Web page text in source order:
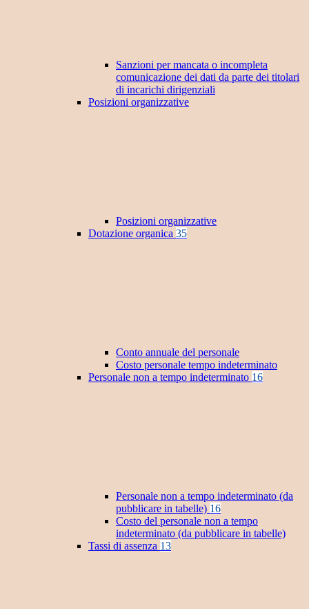
Sanzioni per mancata o incompleta
comunicazione dei dati da parte dei titolari
di incarichi dirigenziali
Posizioni organizzative
Posizioni organizzative
Dotazione organica 35
Conto annuale del personale
Costo personale tempo indeterminato
Personale non a tempo indeterminato 16
Personale non a tempo indeterminato (da
pubblicare in tabelle) 16
Costo del personale non a tempo
indeterminato (da pubblicare in tabelle)
Tassi di assenza 13